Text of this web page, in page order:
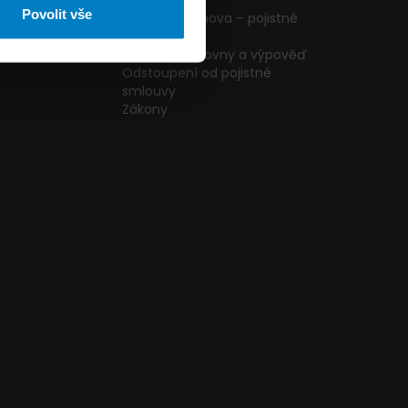
Povolit vše
Pojištění domova – pojistné
podmínky
Změna pojišťovny a výpověď
Odstoupení od pojistné
smlouvy
Zákony